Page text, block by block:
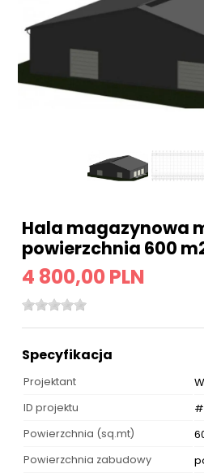
Hala magazynowa
powierzchnia 600
4 800,00 PLN
Specyfikacja
Projektant
ID projektu
Powierzchnia (sq.mt)
Powierzchnia zabudowy